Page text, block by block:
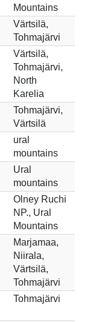
Mountains
Värtsilä,
Tohmajärvi
Värtsilä,
Tohmajärvi,
North
Karelia
Tohmajärvi,
Värtsilä
ural
mountains
Ural
mountains
Olney Ruchi
NP., Ural
Mountains
Marjamaa,
Niirala,
Värtsilä,
Tohmajärvi
Tohmajärvi